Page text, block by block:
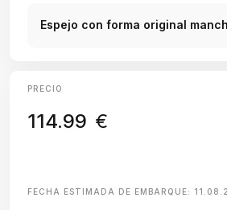
Espejo con forma original
PRECIO
114.99 €
FECHA ESTIMADA DE EMBARQUE: